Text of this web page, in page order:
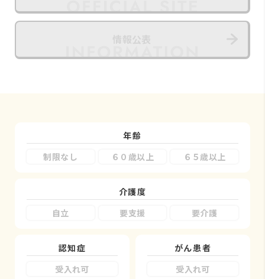
年齢
制限なし
６０歳以上 ６５歳以上
介護度
自立
要支援 要介護
認知症
受入れ可
がん患者
受入れ可